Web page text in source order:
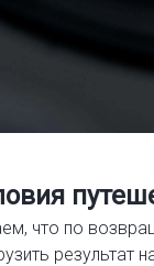
что по
результат